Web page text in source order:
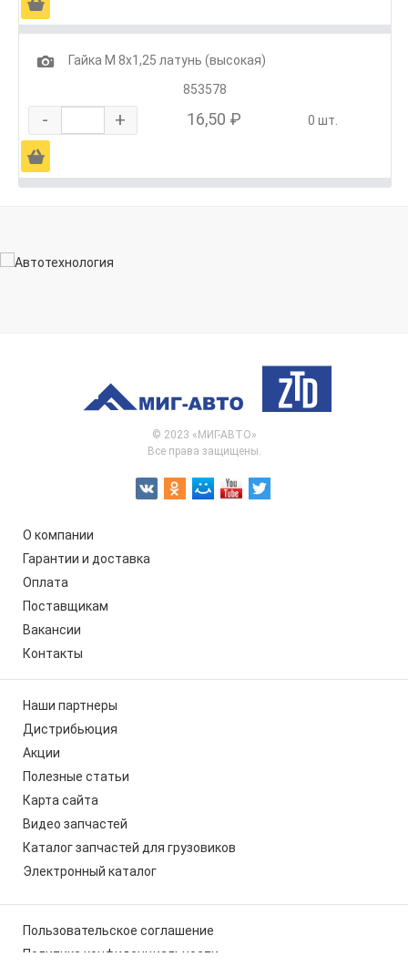
1
Гайка М 8х1,25 латунь (высокая)
853578
- + 16,50 ₽ 0 шт.
Ä
© 2023 «МИГ-АВТО»
Все права защищены.
О компании
Гарантии и доставка
Оплата
Поставщикам
Вакансии
Контакты
Наши партнеры
Дистрибьюция
Акции
Полезные статьи
Карта сайта
Видео запчастей
Каталог запчастей для грузовиков
Электронный каталог
Пользовательское соглашение
Политика конфиденциальности